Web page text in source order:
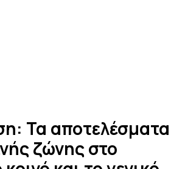
Τα αποτελέσματα
ζώνης στο